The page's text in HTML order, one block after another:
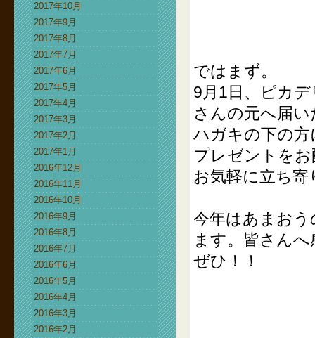
2017年10月
2017年9月
2017年8月
2017年7月
2017年6月
2017年5月
2017年4月
2017年3月
2017年2月
2017年1月
2016年12月
2016年11月
2016年10月
2016年9月
2016年8月
2016年7月
2016年6月
2016年5月
2016年4月
2016年3月
2016年2月
ではまず。
9月1日、ピカ
さんの元へ届
ハガキの下の
プレゼントを
お気軽に立ち
今年はあまお
ます。皆さん
ぜひ！！